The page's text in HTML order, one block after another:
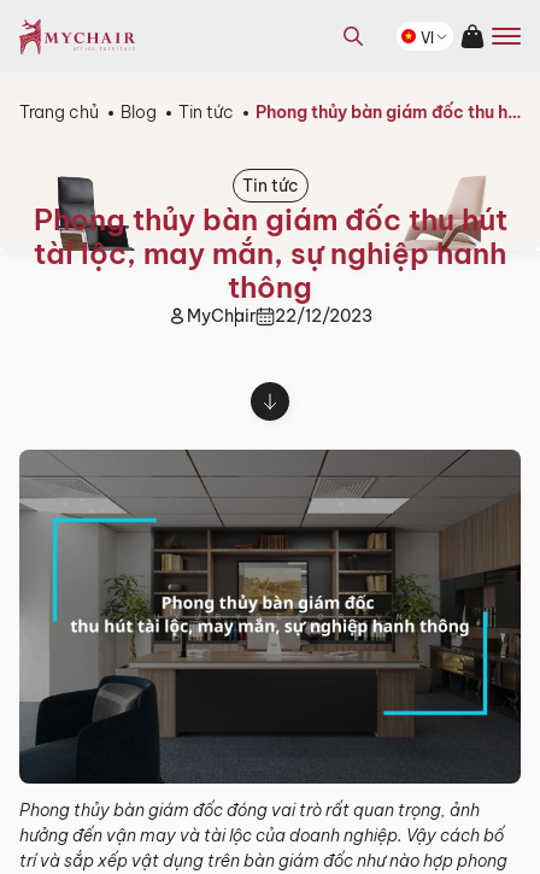
phẩm
Tìm
kiếmVI
Trang chủ Blog Tin tức Phong thủy bàn giám đốc thu hút tài lộc, may mắn, sự nghiệp hanh thông
Tin tức
Phong thủy bàn giám đốc thu hút
tài lộc, may mắn, sự nghiệp hanh
thông
MyChair 22/12/2023
Phong thủy bàn giám đốc đóng vai trò rất quan trọng, ảnh
hưởng đến vận may và tài lộc của doanh nghiệp. Vậy cách bố
trí và sắp xếp vật dụng trên bàn giám đốc như nào hợp phong